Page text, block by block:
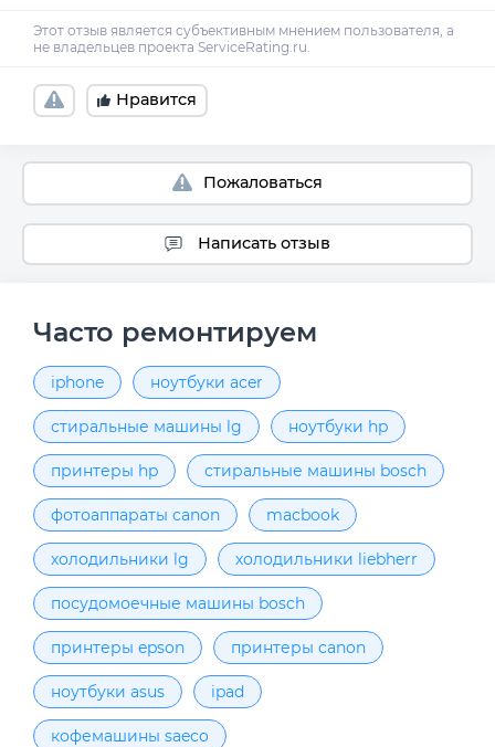
Нравится
Пожаловаться
Написать отзыв
Часто ремонтируем
iphone ноутбуки acer
стиральные машины lg ноутбуки hp
принтеры hp стиральные машины bosch
фотоаппараты canon macbook
холодильники lg холодильники liebherr
посудомоечные машины bosch
принтеры epson принтеры canon
ноутбуки asus ipad
кофемашины saeco